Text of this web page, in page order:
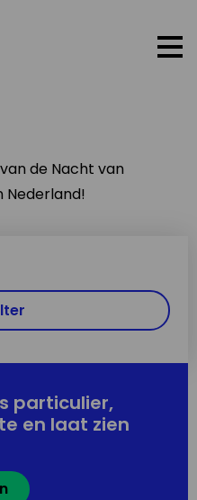
de Nacht van
Nederland!
particulier,
en laat zien